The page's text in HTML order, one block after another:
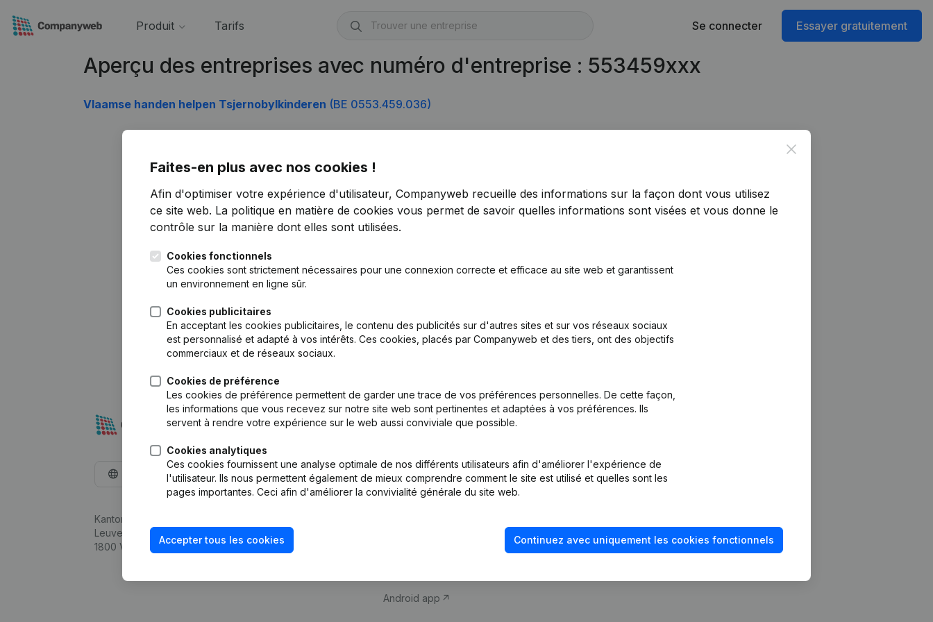
Produit Tarifs Se connecter Essayer gratuitement
Aperçu des entreprises avec numéro d'entreprise : 553459xxx
Vlaamse handen helpen Tsjernobylkinderen (BE 0553.459.036)
Close
Faites-en plus avec nos cookies !
Afin d'optimiser votre expérience d'utilisateur, Companyweb recueille des informations sur la façon dont vous utilisez
ce site web. La politique en matière de cookies vous permet de savoir quelles informations sont visées et vous donne le
contrôle sur la manière dont elles sont utilisées.
Cookies fonctionnels
Ces cookies sont strictement nécessaires pour une connexion correcte et efficace au site web et garantissent
un environnement en ligne sûr.
Cookies publicitaires
En acceptant les cookies publicitaires, le contenu des publicités sur d'autres sites et sur vos réseaux sociaux
est personnalisé et adapté à vos intérêts. Ces cookies, placés par Companyweb et des tiers, ont des objectifs
commerciaux et de réseaux sociaux.
Cookies de préférence
Les cookies de préférence permettent de garder une trace de vos préférences personnelles. De cette façon,
les informations que vous recevez sur notre site web sont pertinentes et adaptées à vos préférences. Ils
servent à rendre votre expérience sur le web aussi conviviale que possible.
Cookies analytiques
Ces cookies fournissent une analyse optimale de nos différents utilisateurs afin d'améliorer l'expérience de
l'utilisateur. Ils nous permettent également de mieux comprendre comment le site est utilisé et quelles sont les
pages importantes. Ceci afin d'améliorer la convivialité générale du site web.
Accepter tous les cookies Continuez avec uniquement les cookies fonctionnels
Français
Kantorenpark Everest
Leuvensesteenweg 248D,
1800 Vilvoorde
Produit
d’entreprise
Monitoring
Android app
fraude
Consulter des comptes annuels
Vérification de la solvabilité